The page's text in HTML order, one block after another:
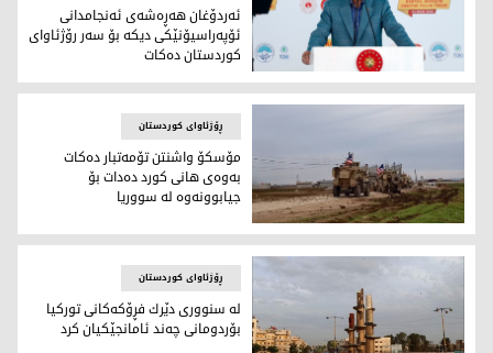
ئەردۆغان هەڕەشەی ئەنجامدانی ئۆپەراسیۆنێکی دیکە بۆ سەر
ئەردۆغان هەڕەشەی ئەنجامدانی
ئۆپەراسیۆنێکی دیکە بۆ سەر رۆژئاوای
کوردستان دەکات
مۆسكۆ واشنتن تۆمەتبار دەكات بەوەی ھانی كورد دەدات بۆ
ڕۆژئاوای کوردستان
مۆسكۆ واشنتن تۆمەتبار دەكات
بەوەی ھانی كورد دەدات بۆ
جیابوونەوە لە سووریا
ڕۆژئاوای کوردستان
له‌ سنووری دێرك فڕۆكه‌كانی توركیا
بۆردومانی چه‌ند ئامانجێكیان كرد